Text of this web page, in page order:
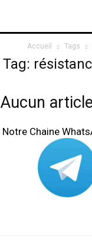
Accueil Tags
Tag:
Aucun
Notre Chaine